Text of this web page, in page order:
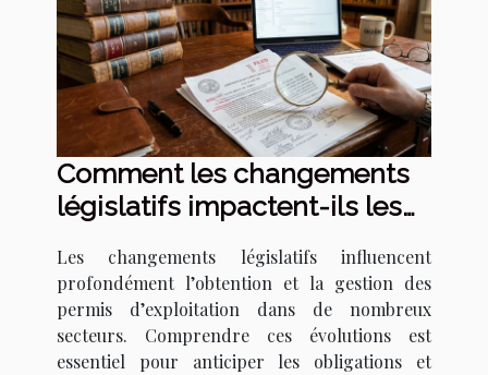
Comment les changements
législatifs impactent-ils les
Les changements législatifs influencent
profondément l’obtention et la gestion des
permis d’exploitation dans de nombreux
secteurs. Comprendre ces évolutions est
essentiel pour anticiper les obligations et